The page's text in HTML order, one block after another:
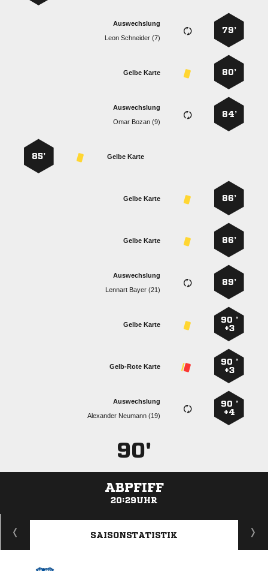
79’
Auswechslung
  
80’
Gelbe Karte
84’
Auswechslung
  
Gelbe Karte
85’
86’
Gelbe Karte
86’
Gelbe Karte
89’
Auswechslung
  
90 ’
+3
Gelbe Karte
90 ’
+3
Gelb-Rote Karte
90 ’
+4
Auswechslung
  
90'
ABPFIFF
20:29UHR
ANZEIGE
SAISONSTATISTIK